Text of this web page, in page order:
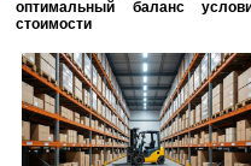
оптимальный баланс
стоимости